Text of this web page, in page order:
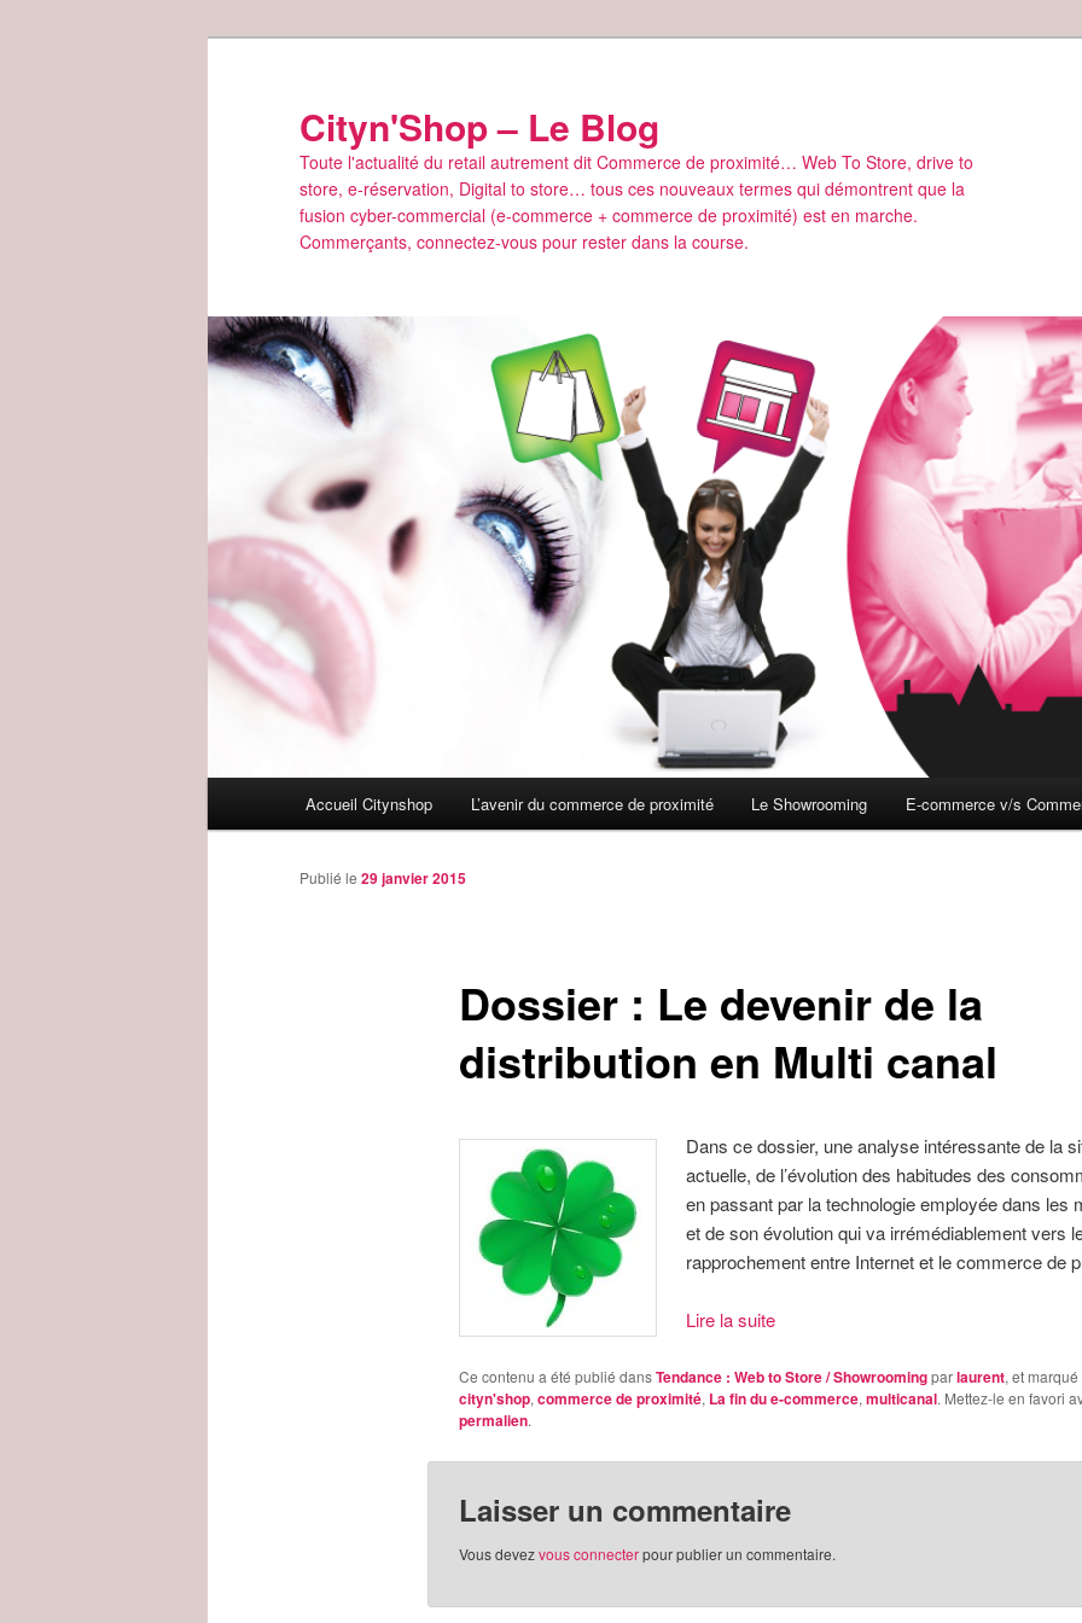
Cityn'Shop – Le Blog
Toute l'actualité du retail autrement dit Commerce de proximité… Web To Store, drive to
store, e-réservation, Digital to store… tous ces nouveaux termes qui démontrent que la
fusion cyber-commercial (e-commerce + commerce de proximité) est en marche.
Commerçants, connectez-vous pour rester dans la course.
Accueil Citynshop L’avenir du commerce de proximité Le Showrooming E-commerce v/s
Dossier : Le devenir de la
distribution en Multi canal
Publié le 29 janvier 2015
Dans ce dossier, une analyse intéressante de la
actuelle, de l’évolution des habitudes des
en passant par la technologie employée dans les
et de son évolution qui va irrémédiablement vers
rapprochement entre Internet et le commerce de
Lire la suite
Ce contenu a été publié dansTendance : Web to Store / Showroomingparlaurent, et
cityn'shop, commerce de proximité, La fin du e-commerce, multicanal. Mettez-le en favori
permalien.
Laisser un commentaire
Vous devezvous connecterpour publier un commentaire.